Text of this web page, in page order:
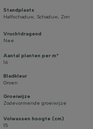
Standplaats
Halfschaduw, Schaduw, Zon
Vruchtdragend
Nee
Aantal planten per m²
16
Bladkleur
Groen
Groeiwijze
Zodevormende groeiwijze
Volwassen hoogte (cm)
15